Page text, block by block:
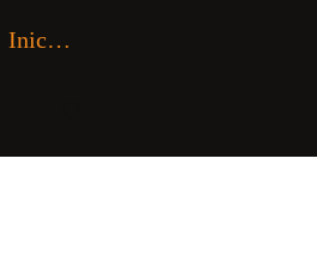
Iniciar sesión